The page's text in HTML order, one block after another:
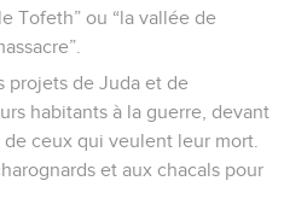
Tofeth” ou “la vallée de
projets de Juda et de
habitants à la guerre, devant
ceux qui veulent leur mort.
et aux chacals pour